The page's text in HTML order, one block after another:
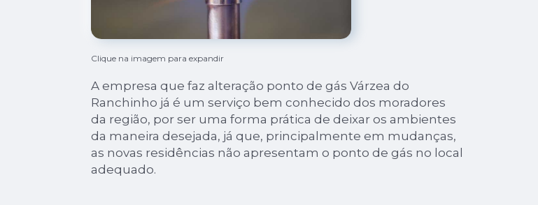
Clique na imagem para expandir
A empresa que faz alteração ponto de gás Várzea do
Ranchinho já é um serviço bem conhecido dos moradores
da região, por ser uma forma prática de deixar os ambientes
da maneira desejada, já que, principalmente em mudanças,
as novas residências não apresentam o ponto de gás no local
adequado.